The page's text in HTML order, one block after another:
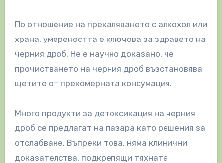
По отношение на прекаляването с алкохол или
храна, умереността е ключова за здравето на
черния дроб. Не е научно доказано, че
прочистването на черния дроб възстановява
щетите от прекомерната консумация.
Много продукти за детоксикация на черния
дроб се предлагат на пазара като решения за
отслабване. Въпреки това, няма клинични
доказателства, подкрепящи тяхната